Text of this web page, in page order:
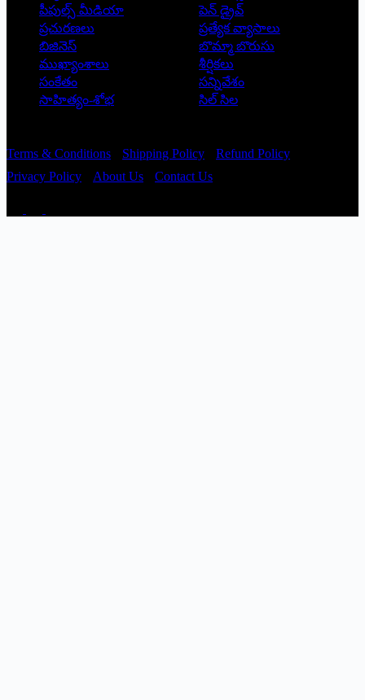
పీపుల్స్ ‌మీడియా
పెన్ డ్రైవ్
ప్రచురణలు
ప్రత్యేక వ్యాసాలు
బిజినెస్
బొమ్మా బొరుసు
ముఖ్యాంశాలు
శీర్షికలు
సంకేతం
సన్నివేశం
సాహిత్యం-శోభ
సిల్ సిల
Terms & Conditions Shipping Policy
Refund Policy
Privacy Policy
About Us Contact Us